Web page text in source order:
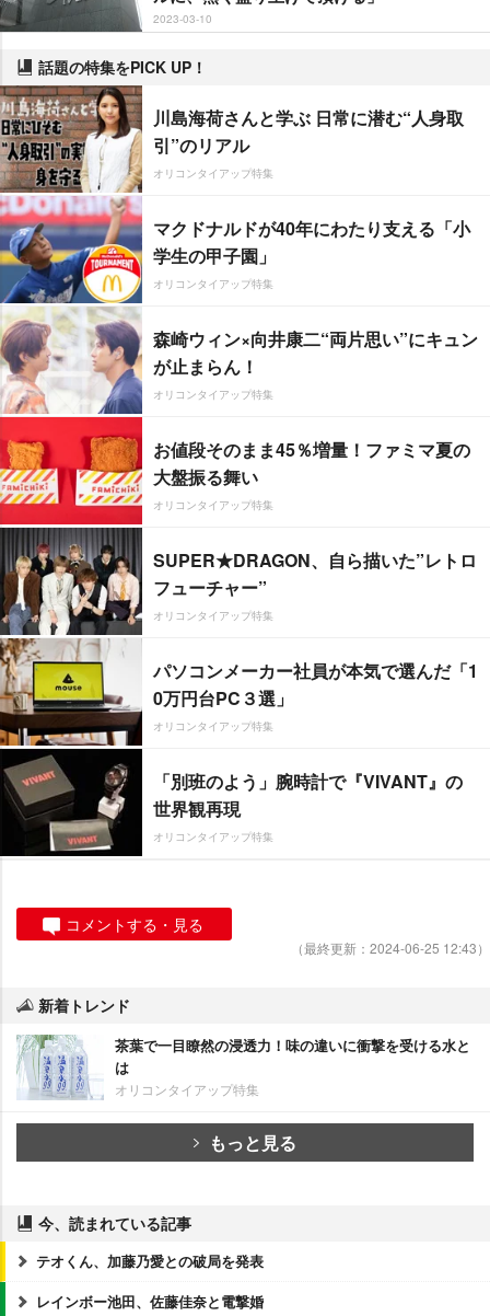
2023-03-10
話題の特集をPICK UP！
川島海荷さんと学ぶ 日常に潜む“人身取
引”のリアル
オリコンタイアップ特集
マクドナルドが40年にわたり支える「小
学生の甲子園」
オリコンタイアップ特集
森崎ウィン×向井康二“両片思い”にキュン
が止まらん！
オリコンタイアップ特集
お値段そのまま45％増量！ファミマ夏の
大盤振る舞い
オリコンタイアップ特集
SUPER★DRAGON、自ら描いた”レトロ
フューチャー”
オリコンタイアップ特集
パソコンメーカー社員が本気で選んだ「1
0万円台PC３選」
オリコンタイアップ特集
「別班のよう」腕時計で『VIVANT』の
世界観再現
オリコンタイアップ特集
コメントする・見る
（最終更新：2024-06-25 12:43）
新着トレンド
茶葉で一目瞭然の浸透力！味の違いに衝撃を受ける水と
は
オリコンタイアップ特集
もっと見る
今、読まれている記事
テオくん、加藤乃愛との破局を発表
レインボー池田、佐藤佳奈と電撃婚